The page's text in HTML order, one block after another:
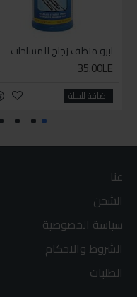
ابرو منظف زجاج للمساحات
35.00LE
اضافة للسلة
عنا
الشحن
سياسة الخصوصية
الشروط والاحكام
الطلبات